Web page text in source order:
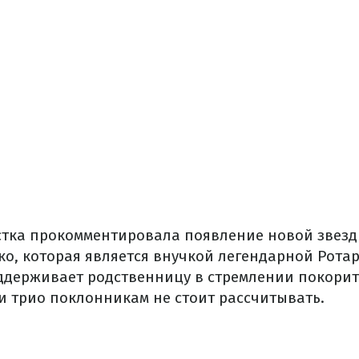
прокомментировала появление новой
которая является внучкой легендарной
родственницу в стремлении
трио поклонникам не стоит рассчитывать.